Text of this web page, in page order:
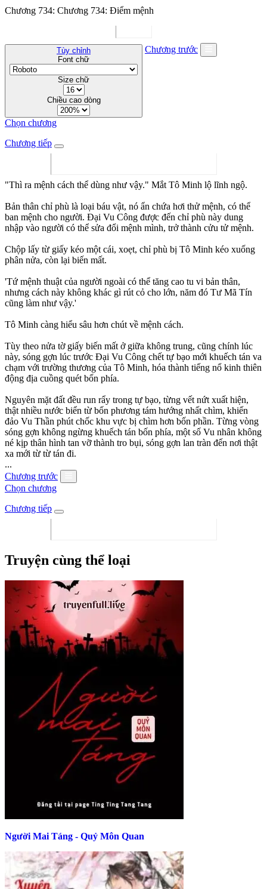
Chương 734: Chương 734: Điểm mệnh
Tùy chỉnh
Font chữ
Size chữ
Chiều cao dòng
Chương trước
Chọn chương
Chương tiếp
"Thì ra mệnh cách thể dùng như vậy." Mắt Tô Minh lộ lĩnh ngộ.
Bản thân chỉ phù là loại báu vật, nó ẩn chứa hơi thử mệnh, có thể
ban mệnh cho người. Đại Vu Công được đến chỉ phù này dung
nhập vào người có thể sửa đổi mệnh mình, trở thành cửu tử mệnh.
Chộp lấy từ giấy kéo một cái, xoẹt, chỉ phù bị Tô Minh kéo xuống
phân nửa, còn lại biến mất.
'Tứ mệnh thuật của người ngoài có thể tăng cao tu vi bản thân,
nhưng cách này không khác gì rút cỏ cho lớn, năm đó Tư Mã Tín
cũng làm như vậy.'
Tô Minh càng hiểu sâu hơn chút về mệnh cách.
Tùy theo nửa tờ giấy biến mất ở giữa không trung, cũng chính lúc
này, sóng gợn lúc trước Đại Vu Công chết tự bạo mới khuếch tán va
chạm với trường thương của Tô Minh, hóa thành tiếng nổ kinh thiên
động địa cuồng quét bốn phía.
Nguyên mặt đất đều run rẩy trong tự bạo, từng vết nứt xuất hiện,
thật nhiều nước biển từ bốn phương tám hướng nhất chìm, khiến
đảo Vu Thần phút chốc khu vực bị chìm hơn bốn phần. Từng vòng
sóng gợn không ngừng khuếch tán bốn phía, một số Vu nhân không
né kịp thân hình tan vỡ thành tro bụi, sóng gợn lan tràn đến nơi thật
xa mới từ từ tán đi.
...
Chương trước
Chọn chương
Chương tiếp
Truyện cùng thể loại
Người Mai Táng - Quỷ Môn Quan